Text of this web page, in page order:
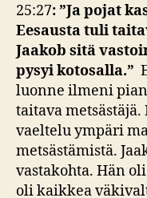
25:27:”Ja pojat
Eesausta tuli
Jaakob sitä
pysyi kotosalla.”
luonne ilmeni
taitava
vaeltelu ympäri
metsästämistä.
vastakohta. Hän
oli kaikkea